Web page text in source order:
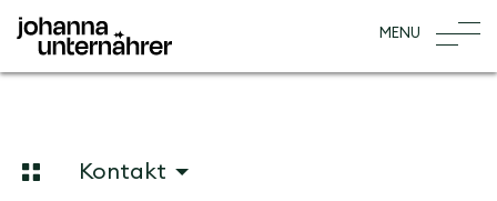
Startseite
logo
MENU
Homepage
Kontakt